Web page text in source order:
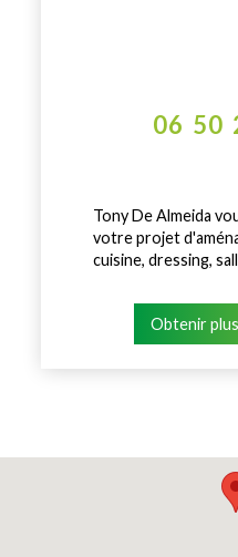
06 50
Tony De Almeida
votre projet
cuisine, dressing,
Obtenir